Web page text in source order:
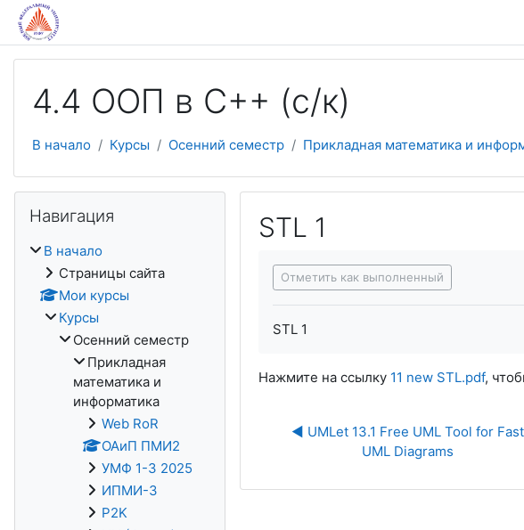
Перейти к основному содержанию
4.4 ООП в С++ (с/к)
В начало Курсы Осенний семестр Прикладная математика и
STL 1
Отметить как выполненный
STL 1
Нажмите на ссылку 11 new STL.pdf,
◀︎ UMLet 13.1 Free UML Tool for Fast
UML Diagrams
Навигация
В начало
Страницы сайта
Мои курсы
Курсы
Осенний семестр
Прикладная
математика и
информатика
Web RoR
ОАиП ПМИ2
УМФ 1-3 2025
ИПМИ-3
P2K